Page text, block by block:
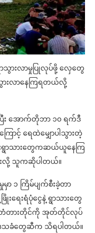
ားလာမှုပြုလုပ်ဖို့ လှေတွေ
သွားလာနေကြရတယ်လို့
း အောက်တိုဘာ ၁၀ ရက်ဒီ
ာင့် ရေထဲမျှောပါသွားတဲ့
ရွာသားတွေကဆယ်ယူနေကြ
ဘူးလို့ သူကဆိုပါတယ်။
ာ ၁ ကြိမ်ပျက်စီးခဲ့တာ
းရေးရံပုံငွေနဲ့ ရွာသားတွေ
တားတိုင်ကို အုတ်တိုင်လုပ်
ေသခံတွေဆီက သိရပါတယ်။